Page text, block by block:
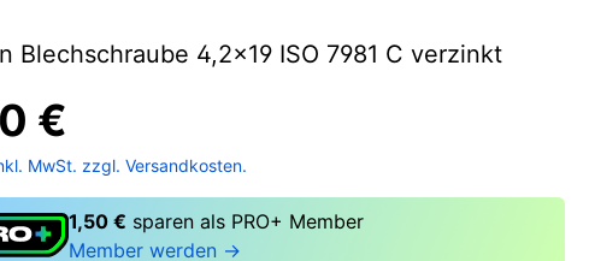
Blechschraube 4,2x19 ISO 7981 C verzinkt
€
MwSt. zzgl. Versandkosten.
1,50 € sparen als PRO+ Member
Member werden →